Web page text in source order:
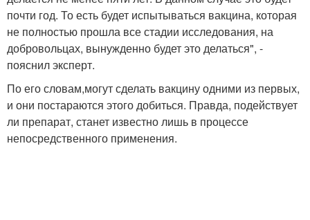
почти год. То есть будет испытываться вакцина, которая
не полностью прошла все стадии исследования, на
добровольцах, вынужденно будет это делаться", -
пояснил эксперт.
По его словам,могут сделать вакцину одними из первых,
и они постараются этого добиться. Правда, подействует
ли препарат, станет известно лишь в процессе
непосредственного применения.